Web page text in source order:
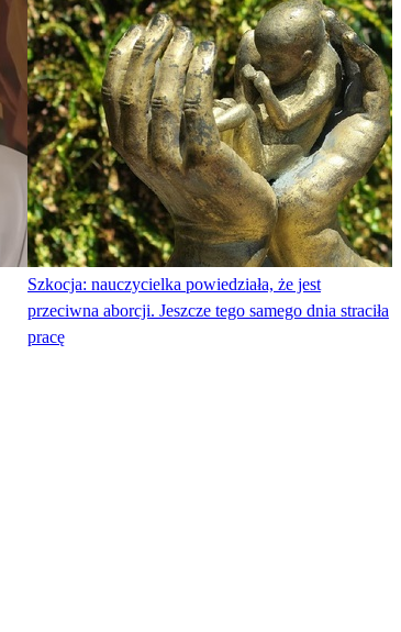
Szkocja: nauczycielka powiedziała, że jest
przeciwna aborcji. Jeszcze tego samego dnia straciła
pracę